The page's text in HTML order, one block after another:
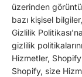
üzerinden
bazı kişisel bilgiler,
Gizlilik
gizlilik
Hizmetler,
Shopify, size